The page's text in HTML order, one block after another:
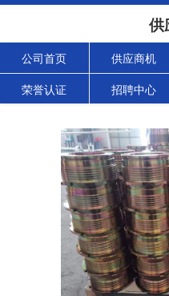
供
公司首页 供应商机
荣誉认证 招聘中心